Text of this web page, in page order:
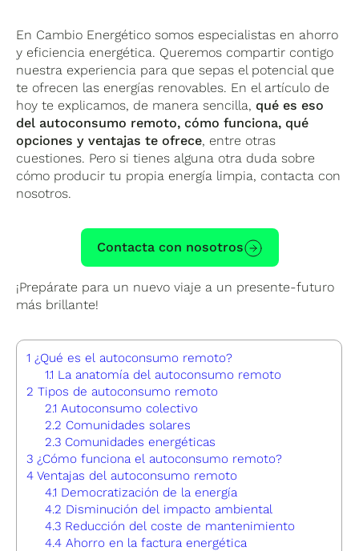
En Cambio Energético somos especialistas en ahorro
y eficiencia energética. Queremos compartir contigo
nuestra experiencia para que sepas el potencial que
te ofrecen las energías renovables. En el artículo de
hoy te explicamos, de manera sencilla, qué es eso
del autoconsumo remoto, cómo funciona, qué
opciones y ventajas te ofrece, entre otras
cuestiones. Pero si tienes alguna otra duda sobre
cómo producir tu propia energía limpia, contacta con
nosotros.
Contacta con nosotros
¡Prepárate para un nuevo viaje a un presente-futuro
más brillante!
1 ¿Qué es el autoconsumo remoto?
1.1 La anatomía del autoconsumo remoto
2 Tipos de autoconsumo remoto
2.1 Autoconsumo colectivo
2.2 Comunidades solares
2.3 Comunidades energéticas
3 ¿Cómo funciona el autoconsumo remoto?
4 Ventajas del autoconsumo remoto
4.1 Democratización de la energía
4.2 Disminución del impacto ambiental
4.3 Reducción del coste de mantenimiento
4.4 Ahorro en la factura energética